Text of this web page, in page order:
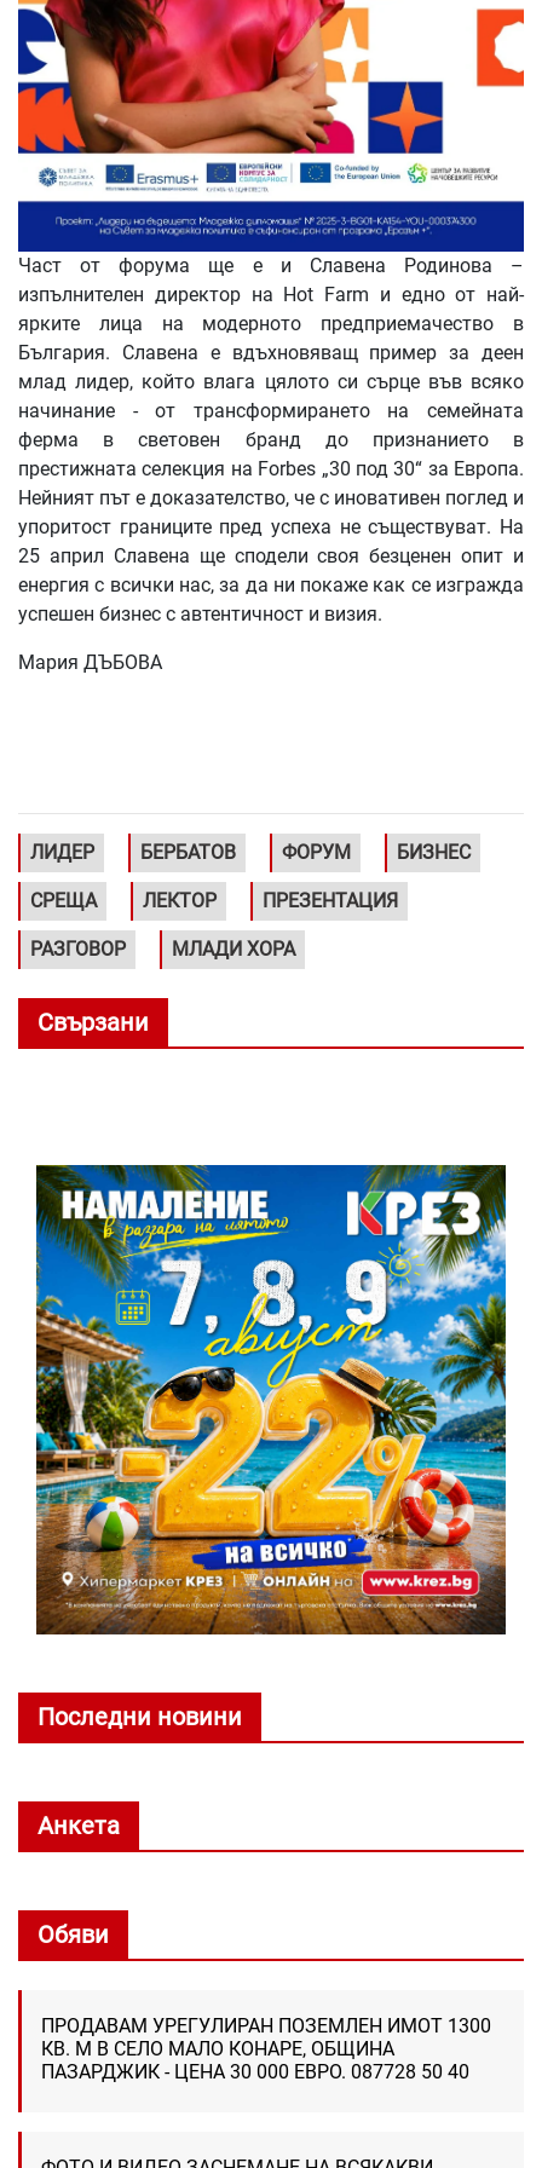
Част от форума ще е и Славена Родинова –
изпълнителен директор на Hot Farm и едно от най-
ярките лица на модерното предприемачество в
България. Славена е вдъхновяващ пример за деен
млад лидер, който влага цялото си сърце във всяко
начинание - от трансформирането на семейната
ферма в световен бранд до признанието в
престижната селекция на Forbes „30 под 30“ за Европа.
Нейният път е доказателство, че с иновативен поглед и
упоритост границите пред успеха не съществуват. На
25 април Славена ще сподели своя безценен опит и
енергия с всички нас, за да ни покаже как се изгражда
успешен бизнес с автентичност и визия.
Мария ДЪБОВА
ЛИДЕР БЕРБАТОВ ФОРУМ БИЗНЕС
СРЕЩА ЛЕКТОР ПРЕЗЕНТАЦИЯ
РАЗГОВОР МЛАДИ ХОРА
Свързани
Последни новини
Анкета
Обяви
ПРОДАВАМ УРЕГУЛИРАН ПОЗЕМЛЕН ИМОТ 1300
КВ. М В СЕЛО МАЛО КОНАРЕ, ОБЩИНА
ПАЗАРДЖИК - ЦЕНА 30 000 ЕВРО. 087728 50 40